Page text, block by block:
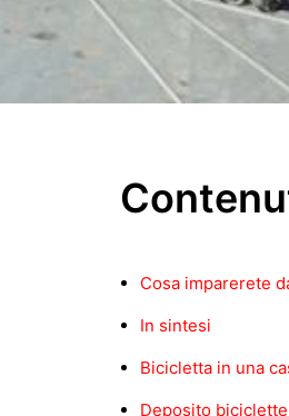
Cosa imparerete
In sintesi
Bicicletta in una
Deposito